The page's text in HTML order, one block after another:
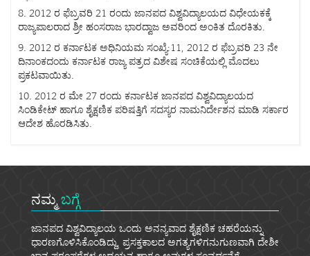
8. 2012 ರ ಫೆಬ್ರವರಿ 21 ರಂದು ಜಾನಪದ ವಿಶ್ವವಿದ್ಯಾಲಯದ ವಿಧೇಯಕಕ್ಕೆ
ರಾಜ್ಯಪಾಲರಾದ ಶ್ರೀ ಹಂಸರಾಜ ಭಾರದ್ವಾಜ ಅವರಿಂದ ಅಂಕಿತ ದೊರಕಿತು.
9. 2012 ರ ಕರ್ನಾಟಕ ಅಧಿನಿಯಮ ಸಂಖ್ಯೆ:11, 2012 ರ ಫೆಬ್ರವರಿ 23 ನೇ
ದಿನಾಂಕದಂದು ಕರ್ನಾಟಕ ರಾಜ್ಯ ಪತ್ರದ ವಿಶೇಷ ಸಂಚಿಕೆಯಲ್ಲಿ ಮೊದಲು
ಪ್ರಕಟವಾಯಿತು.
10. 2012 ರ ಮೇ 27 ರಂದು ಕರ್ನಾಟಕ ಜಾನಪದ ವಿಶ್ವವಿದ್ಯಾಲಯದ
ಸಿಂಡಿಕೇಟ್ ಹಾಗೂ ಶೈಕ್ಷಣಿಕ ಪರಿಷತ್ತಿಗೆ ಸದಸ್ಯರ ನಾಮನಿರ್ದೇಶನ ಮಾಡಿ ಸರ್ಕಾರ
ಆದೇಶ ಹೊರಡಿಸಿತು.
ನಮ್ಮಬಗ್ಗೆ
ಜಾನಪದ ವಿಶ್ವವಿದ್ಯಾಲಯ ಒಂದು ಅನನ್ಯವಾದ ಶೈಕ್ಷಣಿಕ ಚಹರೆಯನ್ನು
ಧಾರಣಗೊಳಿಸಿಕೊಂಡಿದ್ದು, ಪ್ರಸಕ್ತಕಾಲದ ಅಗತ್ಯಗಳಿಗನುಗುಣವಾಗಿ ದೇಶೀ